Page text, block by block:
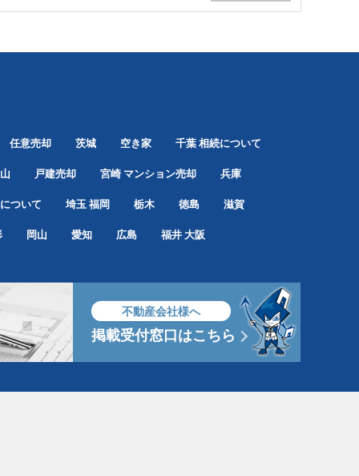
任意売却 茨城 空き家 千葉相続について
戸建売却 宮崎 マンション売却 兵庫
ついて 埼玉福岡 栃木 徳島 滋賀
岡山 愛知 広島 福井大阪
不動産会社様へ
掲載受付窓口はこちら